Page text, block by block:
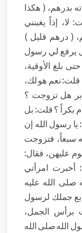
بدرهم، ( هكذا
لا، إذاً يغبنني
( درهم قليل )
يرفع لي رسول
بلغ الأوقية،
نعم هو لك،
هل تزوجت ؟
بكراً ؟ قلت: بل
يا رسول الله إن
سبعاً، فتزوجت
عليهن، فقال:
أخبرت امرأتي
صلى الله عليه
جملك لرسول
برأس الجمل،
الله صلى الله